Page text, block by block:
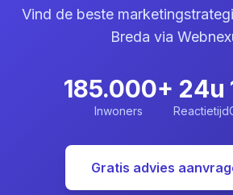
Vind de beste
Breda via
185.000+
Inwoners
24u
Reactietijd
Gratis advies